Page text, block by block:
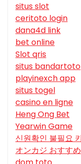
situs slot
ceritoto login
dana4d link
bet online
Slot qris
situs bandartoto
playinexch app
situs togel
casino en ligne
Heng Ong Bet
Yearwin Game
신원확인 불필요
オンカジ おすすめ